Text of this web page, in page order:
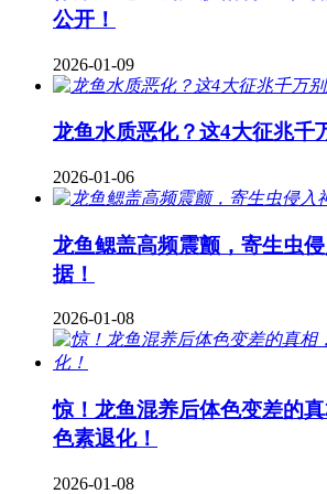
公开！
2026-01-09
龙鱼水质恶化？这4大征兆千
2026-01-06
龙鱼鳃盖高频震颤，寄生虫
据！
2026-01-08
惊！龙鱼混养后体色变差的
色素退化！
2026-01-08